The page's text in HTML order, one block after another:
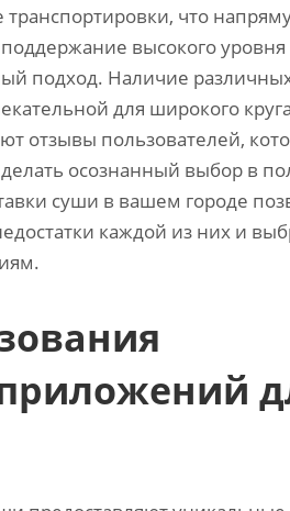
что
высокого уровня
подход. Наличие
для широкого
отзывы пользователей‚
осознанный выбор в
суши в вашем городе
каждой из них и